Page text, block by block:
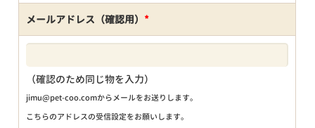
メールアドレス（確認用） *
（確認のため同じ物を入力）
jimu@pet-coo.comからメールをお送りします。
こちらのアドレスの受信設定をお願いします。